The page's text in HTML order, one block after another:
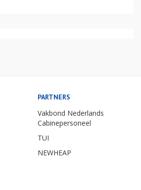
PARTNERS
Vakbond Nederlands
Cabinepersoneel
TUI
NEWHEAP